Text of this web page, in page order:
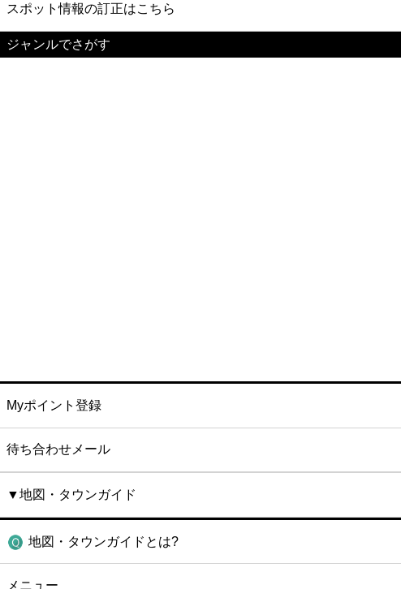
スポット情報の訂正はこちら
ジャンルでさがす
Myポイント登録
待ち合わせメール
▼地図・タウンガイド
地図・タウンガイドとは?
メニュー